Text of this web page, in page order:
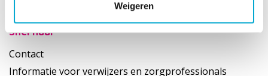
Weigeren
Snel naar
Contact
Informatie voor verwijzers en zorgprofessionals